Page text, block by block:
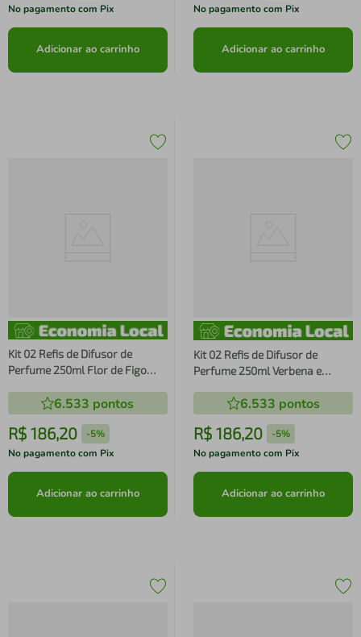
No pagamento com Pix
Adicionar ao carrinho
No pagamento com Pix
Adicionar ao carrinho
Kit 02 Refis de Difusor de
Perfume 250ml Flor de Figo
6.533 pontos
R$ 186,20 -5%
No pagamento com Pix
Adicionar ao carrinho
Kit 02 Refis de Difusor de
Perfume 250ml Verbena e
6.533 pontos
R$ 186,20 -5%
No pagamento com Pix
Adicionar ao carrinho